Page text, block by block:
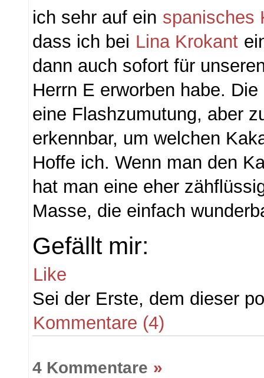
ich sehr auf ein spanisches
dass ich bei Lina Krokant
dann auch sofort für
Herrn E erworben habe.
eine Flashzumutung, aber
erkennbar, um welchen
Hoffe ich. Wenn man den
hat man eine eher
Masse, die einfach
Gefällt mir:
Like
Sei der Erste, dem dieser
Kommentare (4)
4 Kommentare »